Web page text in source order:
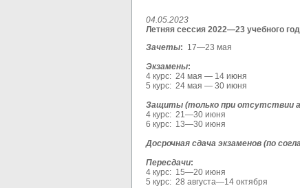
04.05.2023
Летняя сессия 2022—23 учебного
Зачеты: 17—23 мая
Экзамены:
4 курс: 24 мая — 14 июня
5 курс: 24 мая — 30 июня
Защиты (только при отсутствии
4 курс: 21—30 июня
6 курс: 13—30 июня
Досрочная сдача экзаменов (по
Пересдачи:
4 курс: 15—20 июня
5 курс: 28 августа—14 октября